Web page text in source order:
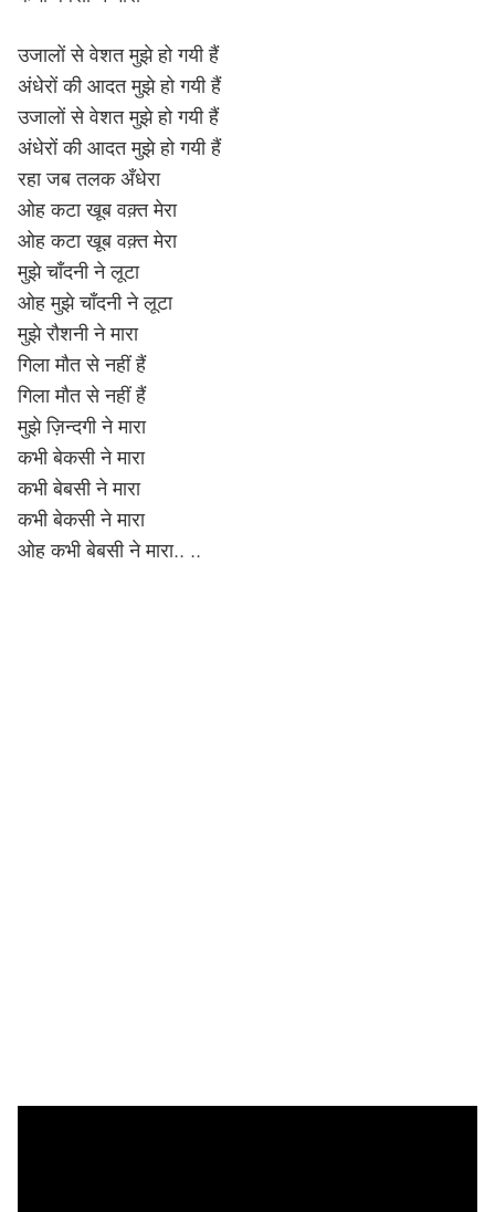
उजालों से वेशत मुझे हो गयी हैं
अंधेरों की आदत मुझे हो गयी हैं
उजालों से वेशत मुझे हो गयी हैं
अंधेरों की आदत मुझे हो गयी हैं
रहा जब तलक अँधेरा
ओह कटा खूब वक़्त मेरा
ओह कटा खूब वक़्त मेरा
मुझे चाँदनी ने लूटा
ओह मुझे चाँदनी ने लूटा
मुझे रौशनी ने मारा
गिला मौत से नहीं हैं
गिला मौत से नहीं हैं
मुझे ज़िन्दगी ने मारा
कभी बेकसी ने मारा
कभी बेबसी ने मारा
कभी बेकसी ने मारा
ओह कभी बेबसी ने मारा.. ..